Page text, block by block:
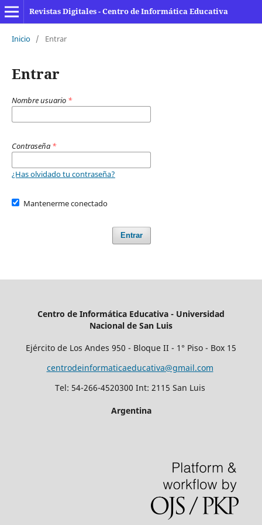
Revistas Digitales - Centro de Informática Educativa
Inicio / Entrar
Entrar
Nombre usuario *
Contraseña *
¿Has olvidado tu contraseña?
Mantenerme conectado
Entrar
Centro de Informática Educativa - Universidad
Nacional de San Luis
Ejército de Los Andes 950 - Bloque II - 1° Piso - Box 15
centrodeinformaticaeducativa@gmail.com
Tel: 54-266-4520300 Int: 2115 San Luis
Argentina